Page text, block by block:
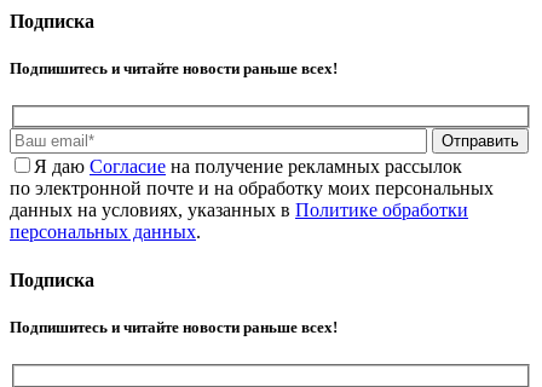
Подписка
Подпишитесь и читайте новости раньше всех!
Отправить
Я даю Cогласие на получение рекламных рассылок
по электронной почте и на обработку моих персональных
данных на условиях, указанных в Политике обработки
персональных данных.
Подписка
Подпишитесь и читайте новости раньше всех!